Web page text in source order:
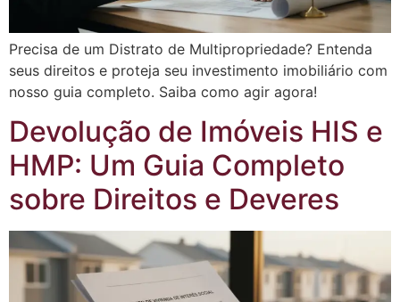
Precisa de um Distrato de Multipropriedade? Entenda
seus direitos e proteja seu investimento imobiliário com
nosso guia completo. Saiba como agir agora!
Devolução de Imóveis HIS e
HMP: Um Guia Completo
sobre Direitos e Deveres